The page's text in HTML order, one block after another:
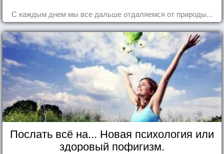
С каждым днем мы все дальше отдаляемся от природы...
Послать всё на... Новая психология или
здоровый пофигизм.